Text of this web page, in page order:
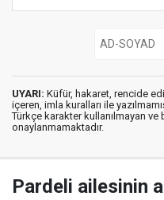
UYARI: Küfür, hakaret, rencide
içeren, imla kuralları ile
Türkçe karakter kullanılmayan ve
onaylanmamaktadır.
Pardeli ailesinin